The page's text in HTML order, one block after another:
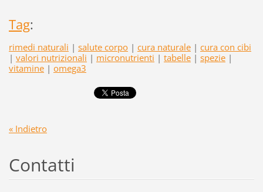
Tag:
rimedi naturali | salute corpo | cura naturale | cura con cibi
| valori nutrizionali | micronutrienti | tabelle | spezie |
vitamine | omega3
« Indietro
Contatti